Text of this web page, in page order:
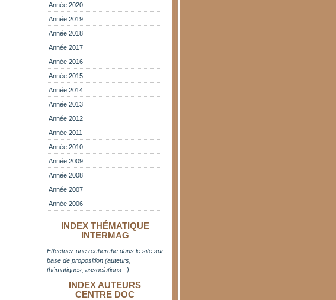
Année 2020
Année 2019
Année 2018
Année 2017
Année 2016
Année 2015
Année 2014
Année 2013
Année 2012
Année 2011
Année 2010
Année 2009
Année 2008
Année 2007
Année 2006
INDEX THÉMATIQUE
INTERMAG
Effectuez une recherche dans le site sur
base de proposition (auteurs,
thématiques, associations...)
INDEX AUTEURS
CENTRE DOC